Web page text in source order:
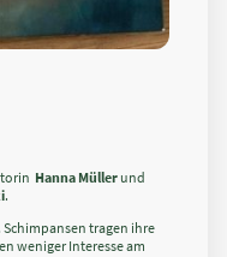
Hanna Müller und
.
tragen ihre
weniger Interesse am